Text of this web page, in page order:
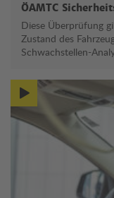
ÖAMTC
Diese Überprüfung
Zustand des
Schwachstellen-
können Sie den